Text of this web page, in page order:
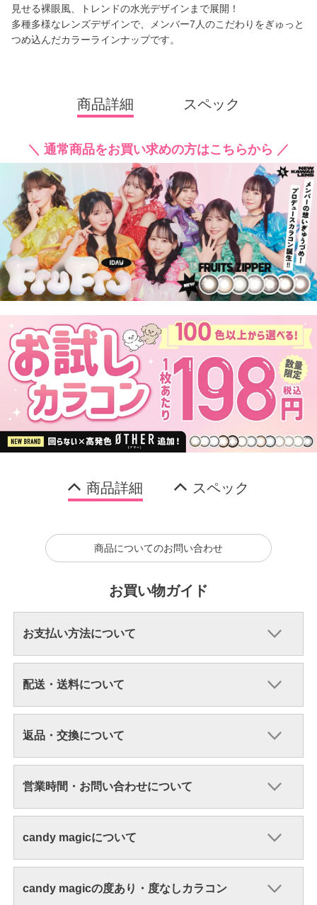
見せる裸眼風、トレンドの水光デザインまで展開！
多種多様なレンズデザインで、メンバー7人のこだわりをぎゅっと
つめ込んだカラーラインナップです。
商品詳細 スペック
＼ 通常商品をお買い求めの方はこちらから ／
商品詳細 スペック
商品についてのお問い合わせ
お買い物ガイド
お支払い方法について
配送・送料について
返品・交換について
営業時間・お問い合わせについて
candy magicについて
candy magicの度あり・度なしカラコン